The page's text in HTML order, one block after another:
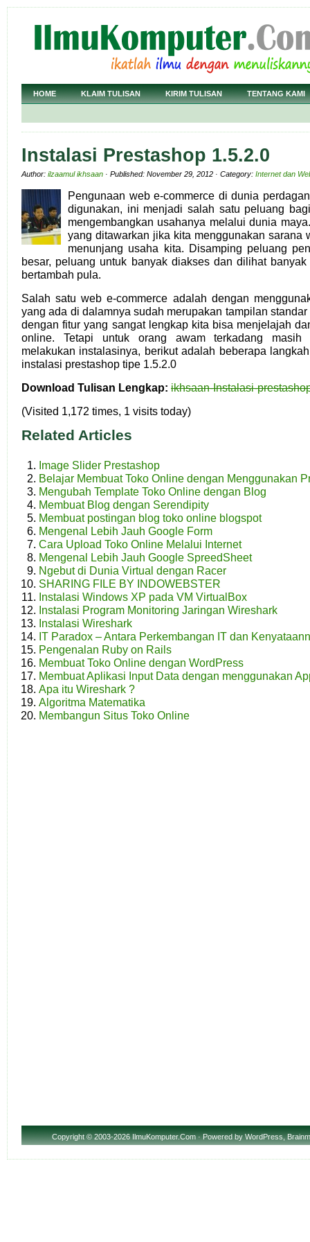
HOME KLAIM TULISAN KIRIM TULISAN TENTANG KAMI
Instalasi Prestashop 1.5.2.0
Author: ilzaamul ikhsaan · Published: November 29, 2012 · Category: Internet dan
Pengunaan web e-commerce di dunia
digunakan, ini menjadi salah satu peluang
mengembangkan usahanya melalui dunia
yang ditawarkan jika kita menggunakan sarana
menunjang usaha kita. Disamping peluang
besar, peluang untuk banyak diakses dan dilihat
bertambah pula.
Salah satu web e-commerce adalah dengan
yang ada di dalamnya sudah merupakan tampilan
dengan fitur yang sangat lengkap kita bisa menjelajah
online. Tetapi untuk orang awam terkadang masih
melakukan instalasinya, berikut adalah beberapa
instalasi prestashop tipe 1.5.2.0
Download Tulisan Lengkap: ikhsaan-Instalasi-
(Visited 1,172 times, 1 visits today)
Related Articles
Image Slider Prestashop
Belajar Membuat Toko Online dengan Menggunakan
Mengubah Template Toko Online dengan Blog
Membuat Blog dengan Serendipity
Membuat postingan blog toko online blogspot
Mengenal Lebih Jauh Google Form
Cara Upload Toko Online Melalui Internet
Mengenal Lebih Jauh Google SpreedSheet
Ngebut di Dunia Virtual dengan Racer
SHARING FILE BY INDOWEBSTER
Instalasi Windows XP pada VM VirtualBox
Instalasi Program Monitoring Jaringan Wireshark
Instalasi Wireshark
IT Paradox – Antara Perkembangan IT dan
Pengenalan Ruby on Rails
Membuat Toko Online dengan WordPress
Membuat Aplikasi Input Data dengan menggunakan
Apa itu Wireshark ?
Algoritma Matematika
Membangun Situs Toko Online
Copyright© 2003-2026 IlmuKomputer.Com · Powered byWordPress,